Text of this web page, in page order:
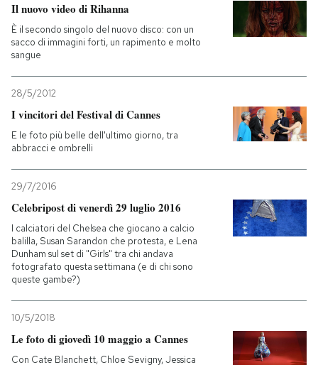
CALENDARIO
Entra
Il nuovo video di Rihanna
È il secondo singolo del nuovo disco: con un
sacco di immagini forti, un rapimento e molto
sangue
28/5/2012
I vincitori del Festival di Cannes
E le foto più belle dell'ultimo giorno, tra
abbracci e ombrelli
29/7/2016
Celebripost di venerdì 29 luglio 2016
I calciatori del Chelsea che giocano a calcio
balilla, Susan Sarandon che protesta, e Lena
Dunham sul set di "Girls" tra chi andava
fotografato questa settimana (e di chi sono
queste gambe?)
10/5/2018
Le foto di giovedì 10 maggio a Cannes
Con Cate Blanchett, Chloe Sevigny, Jessica